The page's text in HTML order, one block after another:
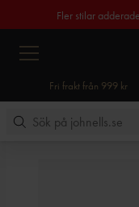
Fler stilar
Fri frakt från 999 kr